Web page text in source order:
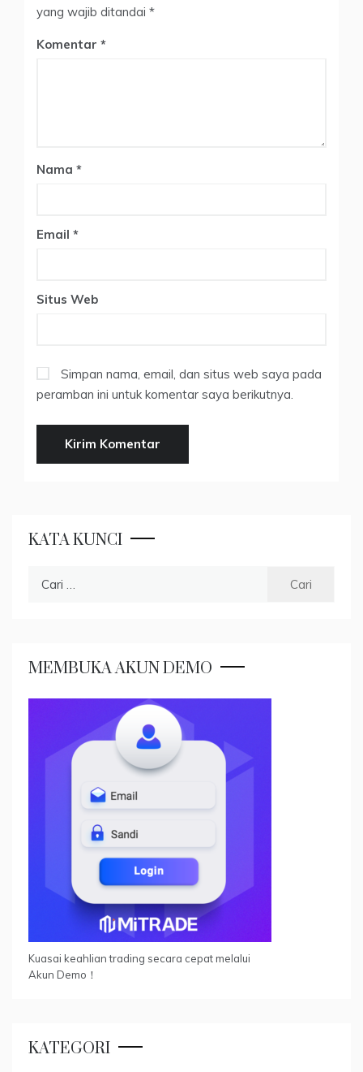
yang wajib ditandai *
Komentar
Nama *
Email *
Situs Web
Simpan nama, email, dan situs web saya pada
peramban ini untuk komentar saya berikutnya.
KATA KUNCI
MEMBUKA AKUN DEMO
Kuasai keahlian trading secara cepat melalui
Akun Demo！
KATEGORI